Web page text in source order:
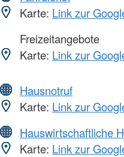
Karte: Link zur
Freizeitangebote
Karte: Link zur
Hausnotruf
Karte: Link zur
Hauswirtschaftliche
Karte: Link zur